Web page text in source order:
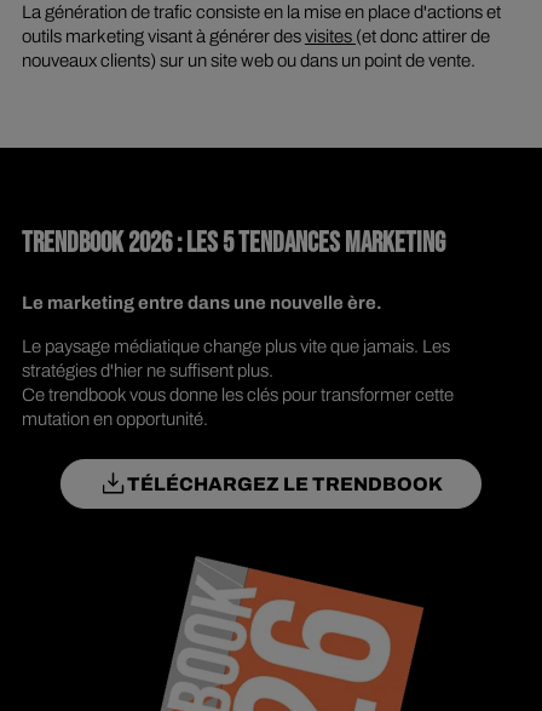
La génération de trafic consiste en la mise en place d'actions et
outils marketing visant à générer desvisites (et donc attirer de
nouveaux clients) sur un site web ou dans un point de vente.
TRENDBOOK 2026 : LES 5 TENDANCES MARKETING
Le marketing entre dans une nouvelle ère.
Le paysage médiatique change plus vite que jamais. Les
stratégies d'hier ne suffisent plus.
Ce trendbook vous donne les clés pour transformer cette
mutation en opportunité.
TÉLÉCHARGEZ LE TRENDBOOK